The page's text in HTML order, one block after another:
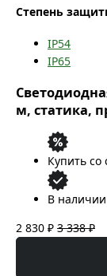
Степень
IP54
IP65
м, статика,
Купить со
В
2 830 ₽ 3 338 ₽